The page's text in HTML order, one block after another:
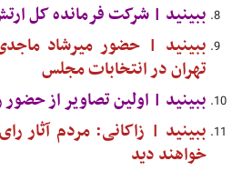
ببینید | شرکت فرمانده کل
ببینید | حضور میرشاد
تهران در انتخابات مجلس
ببینید | اولین تصاویر از
ببینید | زاکانی: مردم آثار
خواهند دید